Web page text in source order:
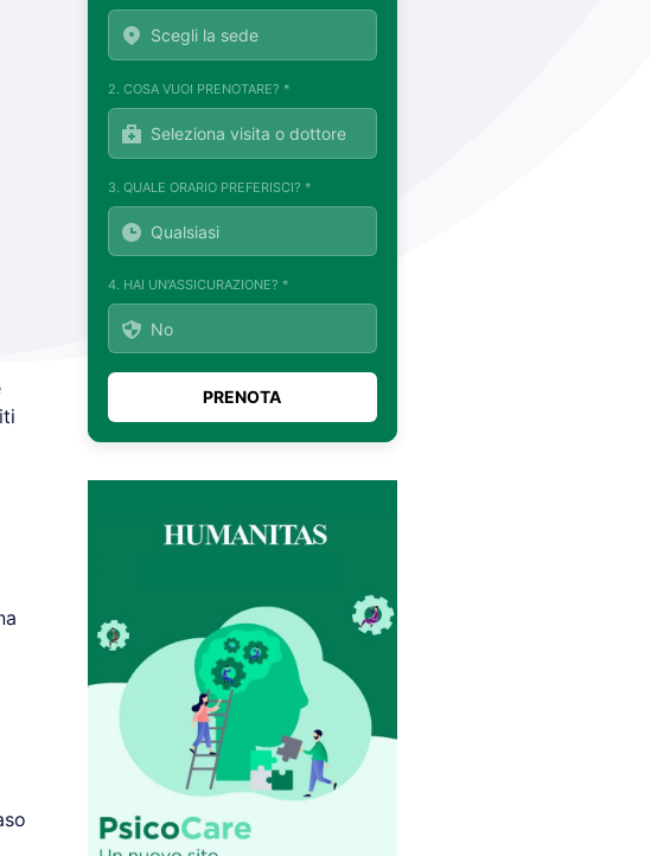
2. COSA VUOI PRENOTARE? *
3. QUALE ORARIO PREFERISCI? *
4. HAI UN'ASSICURAZIONE? *